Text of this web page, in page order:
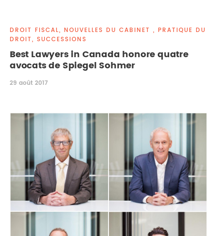
PROPRIÉTÉ INTELLECTUELLE
DROIT DE LA FAMILLE
DROIT FISCAL, NOUVELLES DU CABINET , PRATIQUE DU
DROIT, SUCCESSIONS
Best Lawyers in Canada honore quatre
avocats de Spiegel Sohmer
29 août 2017